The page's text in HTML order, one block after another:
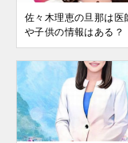
佐々木理恵の旦那は医
や子供の情報はある？